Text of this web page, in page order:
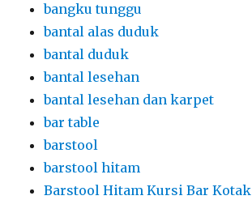
bangku tunggu
bantal alas duduk
bantal duduk
bantal lesehan
bantal lesehan dan karpet
bar table
barstool
barstool hitam
Barstool Hitam Kursi Bar Kotak